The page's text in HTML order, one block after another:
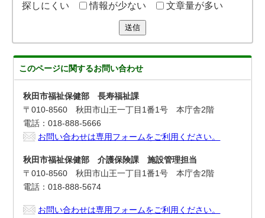
探しにくい
情報が少ない 文章量が多い
送信
このページに関するお問い合わせ
秋田市福祉保健部 長寿福祉課
〒010-8560 秋田市山王一丁目1番1号 本庁舎2階
電話：018-888-5666
お問い合わせは専用フォームをご利用ください。
秋田市福祉保健部 介護保険課 施設管理担当
〒010-8560 秋田市山王一丁目1番1号 本庁舎2階
電話：018-888-5674
お問い合わせは専用フォームをご利用ください。